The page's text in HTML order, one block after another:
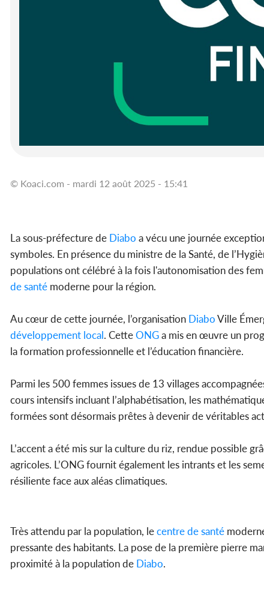
© Koaci.com - mardi 12 août 2025 - 15:41
La sous-préfecture de Diabo a vécu une journée
symboles. En présence du ministre de la Santé, de
populations ont célébré à la fois l'autonomisation des
desanté moderne pour la région.
Au cœur de cette journée, l’organisation DiaboVille
développement local. CetteONGa mis en œuvre un
la formation professionnelle et l’éducation financière.
Parmi les 500 femmes issues de 13 villages
cours intensifs incluant l’alphabétisation, les
formées sont désormais prêtes à devenir de véritables
L’accent a été mis sur la culture du riz, rendue possible
agricoles. L’ONG fournit également les intrants et les
résiliente face aux aléas climatiques.
Très attendu par la population, lecentre desanté
pressante des habitants. La pose de la première pierre
proximité à la population de Diabo.